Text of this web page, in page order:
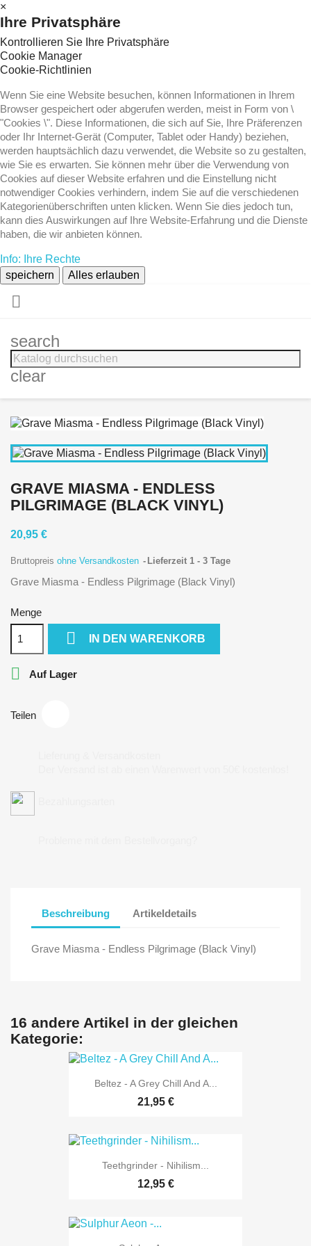
×
Ihre Privatsphäre
Kontrollieren Sie Ihre Privatsphäre
Cookie Manager
Cookie-Richtlinien
Wenn Sie eine Website besuchen, können Informationen in Ihrem
Browser gespeichert oder abgerufen werden, meist in Form von \
"Cookies \". Diese Informationen, die sich auf Sie, Ihre Präferenzen
oder Ihr Internet-Gerät (Computer, Tablet oder Handy) beziehen,
werden hauptsächlich dazu verwendet, die Website so zu gestalten,
wie Sie es erwarten. Sie können mehr über die Verwendung von
Cookies auf dieser Website erfahren und die Einstellung nicht
notwendiger Cookies verhindern, indem Sie auf die verschiedenen
Kategorienüberschriften unten klicken. Wenn Sie dies jedoch tun,
kann dies Auswirkungen auf Ihre Website-Erfahrung und die Dienste
haben, die wir anbieten können.
Info: Ihre Rechte
speichern
Alles erlauben

search
clear
GRAVE MIASMA - ENDLESS
PILGRIMAGE (BLACK VINYL)
20,95 €
Bruttopreis ohne Versandkosten Lieferzeit 1 - 3 Tage
Grave Miasma - Endless Pilgrimage (Black Vinyl)
Menge
 IN DEN WARENKORB
 Auf Lager
Teilen
Beschreibung Artikeldetails
Grave Miasma - Endless Pilgrimage (Black Vinyl)
16 andere Artikel in der gleichen
Kategorie:
Beltez - A Grey Chill And A...
21,95 €
Teethgrinder - Nihilism...
12,95 €